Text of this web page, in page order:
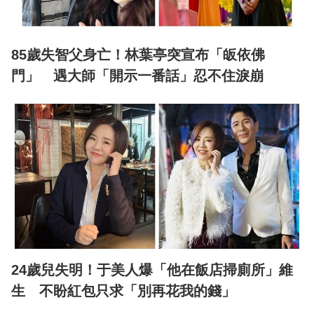
85歲失智父身亡！林葉亭突宣布「皈依佛
門」 遇大師「開示一番話」忍不住淚崩
24歲兒失明！于美人爆「他在飯店掃廁所」維
生 不盼紅包只求「別再花我的錢」